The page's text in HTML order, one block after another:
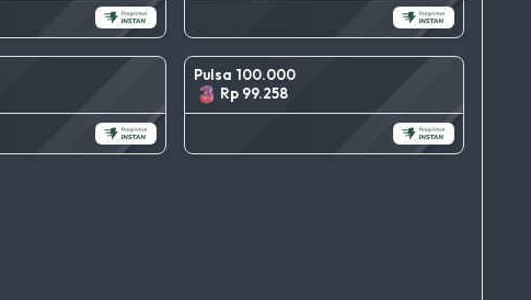
Pulsa 100.000
Rp 99.258